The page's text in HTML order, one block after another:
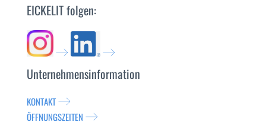
EICKELIT folgen:
Unternehmensinformation
KONTAKT
ÖFFNUNGSZEITEN